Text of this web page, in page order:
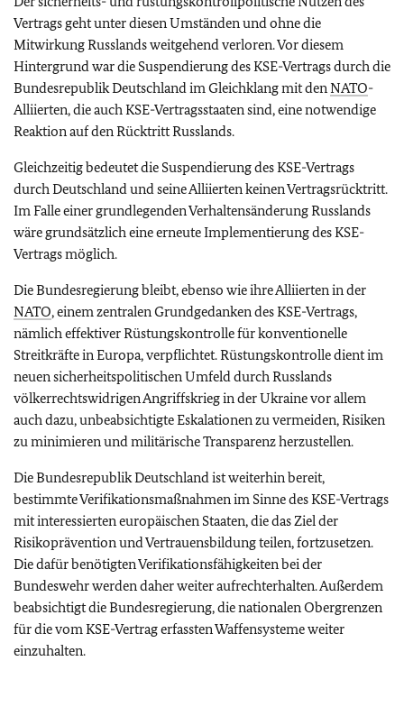
Vertrags geht unter diesen Umständen und ohne die
Mitwirkung Russlands weitgehend verloren. Vor diesem
Hintergrund war die Suspendierung des KSE-Vertrags durch die
Bundesrepublik Deutschland im Gleichklang mit den NATO-
Alliierten, die auch KSE-Vertragsstaaten sind, eine notwendige
Reaktion auf den Rücktritt Russlands.
Gleichzeitig bedeutet die Suspendierung des KSE-Vertrags
durch Deutschland und seine Alliierten keinen Vertragsrücktritt.
Im Falle einer grundlegenden Verhaltensänderung Russlands
wäre grundsätzlich eine erneute Implementierung des KSE-
Vertrags möglich.
Die Bundesregierung bleibt, ebenso wie ihre Alliierten in der
NATO, einem zentralen Grundgedanken des KSE-Vertrags,
nämlich effektiver Rüstungskontrolle für konventionelle
Streitkräfte in Europa, verpflichtet. Rüstungskontrolle dient im
neuen sicherheitspolitischen Umfeld durch Russlands
völkerrechtswidrigen Angriffskrieg in der Ukraine vor allem
auch dazu, unbeabsichtigte Eskalationen zu vermeiden, Risiken
zu minimieren und militärische Transparenz herzustellen.
Die Bundesrepublik Deutschland ist weiterhin bereit,
bestimmte Verifikationsmaßnahmen im Sinne des KSE-Vertrags
mit interessierten europäischen Staaten, die das Ziel der
Risikoprävention und Vertrauensbildung teilen, fortzusetzen.
Die dafür benötigten Verifikationsfähigkeiten bei der
Bundeswehr werden daher weiter aufrechterhalten. Außerdem
beabsichtigt die Bundesregierung, die nationalen Obergrenzen
für die vom KSE-Vertrag erfassten Waffensysteme weiter
einzuhalten.